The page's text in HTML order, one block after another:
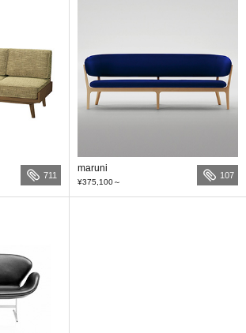
711
maruni
¥375,100～
107